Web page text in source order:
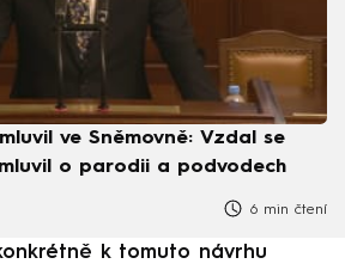
ve Sněmovně: Vzdal se
o parodii a podvodech
6 min čtení
k tomuto návrhu